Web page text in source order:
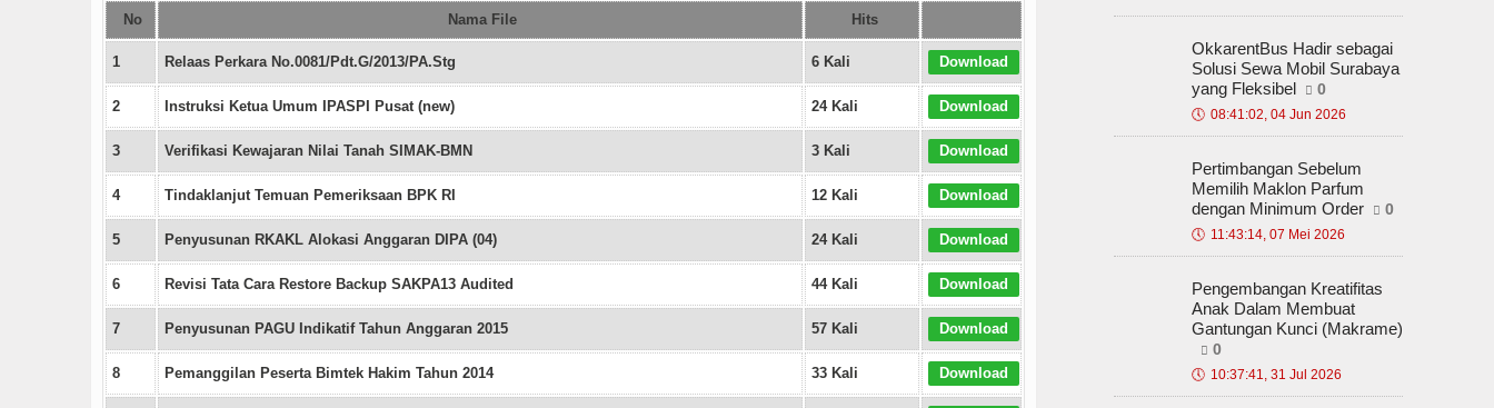
Pengembangan Kreatifitas Anak Dalam Membuat Gantungan Kunci (Makrame)
Panduan Menentukan Gaya Fotografi Pernikahan di Bali
Tips Memilih Rental Mobil
Dari Tali Sepatu Menjadi Peluang Usaha : Edukasi Perhitungan Laba Rugi untuk Meningkatkan Profit
Pemanfaatan Limbah Tali Tepatu Bekas Menjadi Gantungan Kunci
No Nama File Hits
1 Relaas Perkara No.0081/Pdt.G/2013/PA.Stg 6 Kali Download
2 Instruksi Ketua Umum IPASPI Pusat (new) 24 Kali Download
3 Verifikasi Kewajaran Nilai Tanah SIMAK-BMN 3 Kali Download
4 Tindaklanjut Temuan Pemeriksaan BPK RI 12 Kali Download
5 Penyusunan RKAKL Alokasi Anggaran DIPA (04) 24 Kali Download
6 Revisi Tata Cara Restore Backup SAKPA13 Audited 44 Kali Download
7 Penyusunan PAGU Indikatif Tahun Anggaran 2015 57 Kali Download
8 Pemanggilan Peserta Bimtek Hakim Tahun 2014 33 Kali Download
OkkarentBus Hadir sebagai
Solusi Sewa Mobil Surabaya
yang Fleksibel
0
🕔 08:41:02, 04 Jun 2026
Pertimbangan Sebelum
Memilih Maklon Parfum
dengan Minimum Order
0
🕔 11:43:14, 07 Mei 2026
Pengembangan Kreatifitas
Anak Dalam Membuat
Gantungan Kunci (Makrame)
0
🕔 10:37:41, 31 Jul 2026